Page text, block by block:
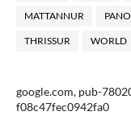
MATTANNUR
THRISSUR WORLD
google.com, pub-
f08c47fec0942fa0